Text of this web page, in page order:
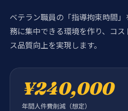
ベテラン職員の「指導拘束時間
務に集中できる環境を作り、コ
ス品質向上を実現します。
¥240,000
年間人件費削減（想定）